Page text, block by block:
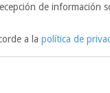
de información
a la política de